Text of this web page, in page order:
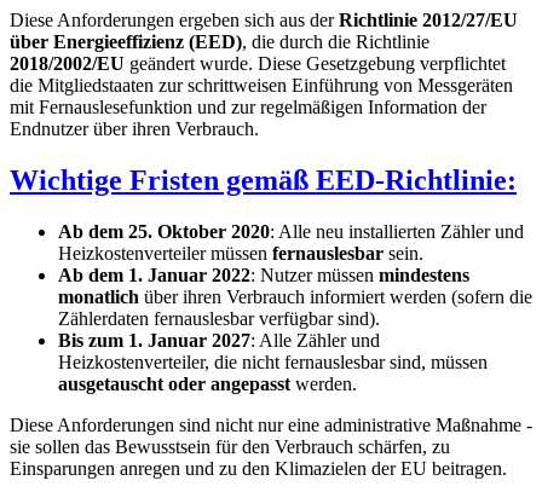
Diese Anforderungen ergeben sich aus derRichtlinie 2012/27/EU
über Energieeffizienz (EED), die durch die Richtlinie
2018/2002/EU geändert wurde. Diese Gesetzgebung verpflichtet
die Mitgliedstaaten zur schrittweisen Einführung von Messgeräten
mit Fernauslesefunktion und zur regelmäßigen Information der
Endnutzer über ihren Verbrauch.
Wichtige Fristen gemäß EED-Richtlinie:
Ab dem 25. Oktober 2020: Alle neu installierten Zähler und
Heizkostenverteiler müssen fernauslesbar sein.
Ab dem 1. Januar 2022: Nutzer müssen mindestens
monatlich über ihren Verbrauch informiert werden (sofern die
Zählerdaten fernauslesbar verfügbar sind).
Bis zum 1. Januar 2027: Alle Zähler und
Heizkostenverteiler, die nicht fernauslesbar sind, müssen
ausgetauscht oder angepasst werden.
Diese Anforderungen sind nicht nur eine administrative Maßnahme -
sie sollen das Bewusstsein für den Verbrauch schärfen, zu
Einsparungen anregen und zu den Klimazielen der EU beitragen.